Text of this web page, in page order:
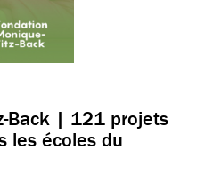
Back | 121 projets
les écoles du